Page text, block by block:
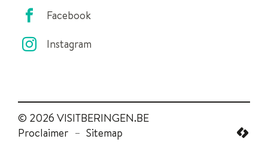
Facebook
Instagram
© 2026 VISITBERINGEN.BE
Proclaimer
Sitemap